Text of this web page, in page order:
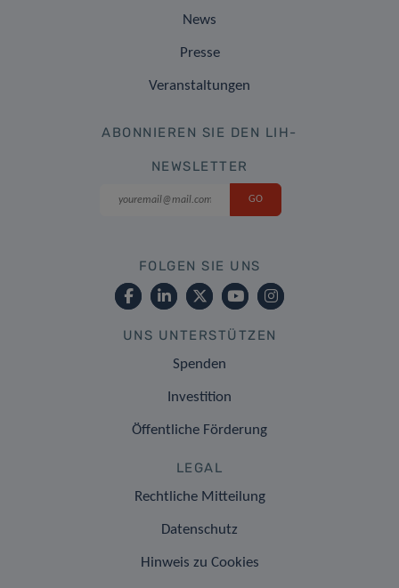
News
Presse
Veranstaltungen
ABONNIEREN SIE DEN LIH-
NEWSLETTER
FOLGEN SIE UNS
UNS UNTERSTÜTZEN
Spenden
Investition
Öffentliche Förderung
LEGAL
Rechtliche Mitteilung
Datenschutz
Hinweis zu Cookies